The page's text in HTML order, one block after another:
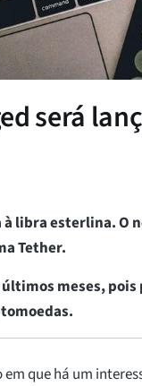
será
libra esterlina. O
Tether.
meses,
que há um